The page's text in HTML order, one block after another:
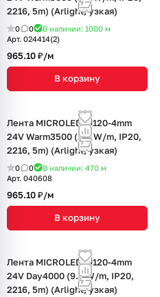
2216, 5m) (Arlight, узкая)
0 0 В наличии: 1000 м
Арт. 024414(2)
965.10 ₽/м
В корзину
Лента MICROLED-M120-4mm
24V Warm3500 (9.6 W/m, IP20,
2216, 5m) (Arlight, узкая)
0 0 В наличии: 470 м
Арт. 040608
965.10 ₽/м
В корзину
Лента MICROLED-M120-4mm
24V Day4000 (9.6 W/m, IP20,
2216, 5m) (Arlight, узкая)